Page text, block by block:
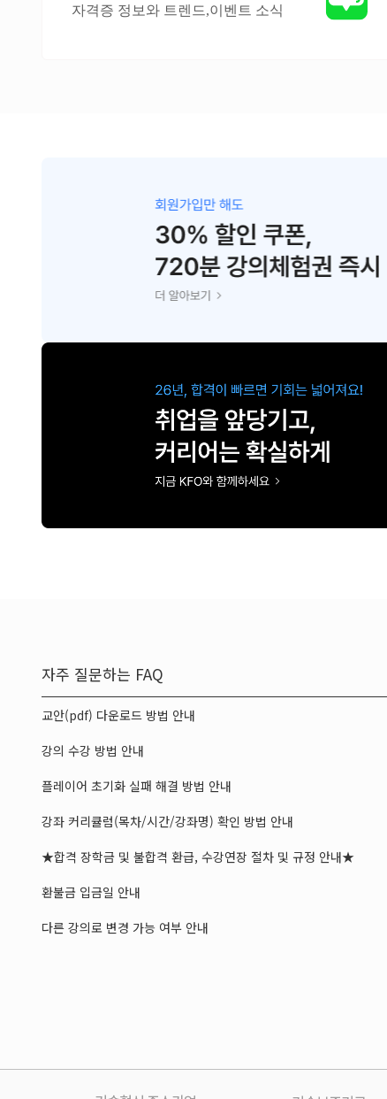
자격증 정보와 트렌드,이벤트 소식
자주 질문하는 FAQ
교안(pdf) 다운로드 방법 안내
강의 수강 방법 안내
플레이어 초기화 실패 해결 방법 안내
강좌 커리큘럼(목차/시간/강좌명) 확인 방법 안내
★합격 장학금 및 불합격 환급, 수강연장 절차 및 규정 안내★
환불금 입금일 안내
다른 강의로 변경 가능 여부 안내